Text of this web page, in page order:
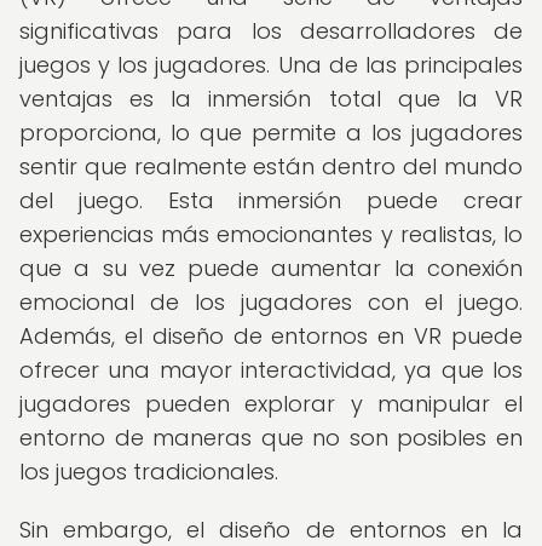
significativas para los desarrolladores de
juegos y los jugadores. Una de las principales
ventajas es la inmersión total que la VR
proporciona, lo que permite a los jugadores
sentir que realmente están dentro del mundo
del juego. Esta inmersión puede crear
experiencias más emocionantes y realistas, lo
que a su vez puede aumentar la conexión
emocional de los jugadores con el juego.
Además, el diseño de entornos en VR puede
ofrecer una mayor interactividad, ya que los
jugadores pueden explorar y manipular el
entorno de maneras que no son posibles en
los juegos tradicionales.
Sin embargo, el diseño de entornos en la